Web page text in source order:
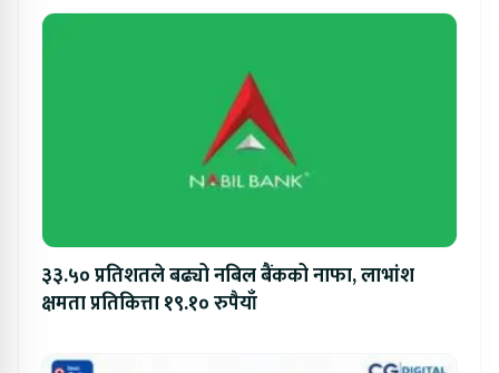
३३.५० प्रतिशतले बढ्यो नबिल बैंकको नाफा, लाभांश
क्षमता प्रतिकित्ता १९.१० रुपैयाँ